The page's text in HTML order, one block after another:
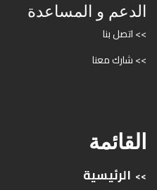
الدعم و المساعدة
>> اتصل بنا
>> شارك معنا
القائمة
>> الرئيسية